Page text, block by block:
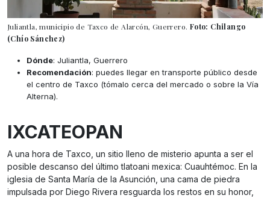
Juliantla, municipio de Taxco de Alarcón, Guerrero. Foto: Chilango
(Chío Sánchez)
Dónde: Juliantla, Guerrero
Recomendación: puedes llegar en transporte público desde
el centro de Taxco (tómalo cerca del mercado o sobre la Vía
Alterna).
IXCATEOPAN
A una hora de Taxco, un sitio lleno de misterio apunta a ser el
posible descanso del último tlatoani mexica: Cuauhtémoc. En la
iglesia de Santa María de la Asunción, una cama de piedra
impulsada por Diego Rivera resguarda los restos en su honor,